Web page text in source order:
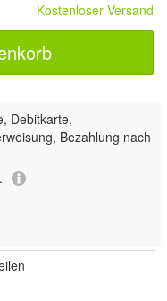
Kostenloser Versand
Debitkarte,
Bezahlung nach